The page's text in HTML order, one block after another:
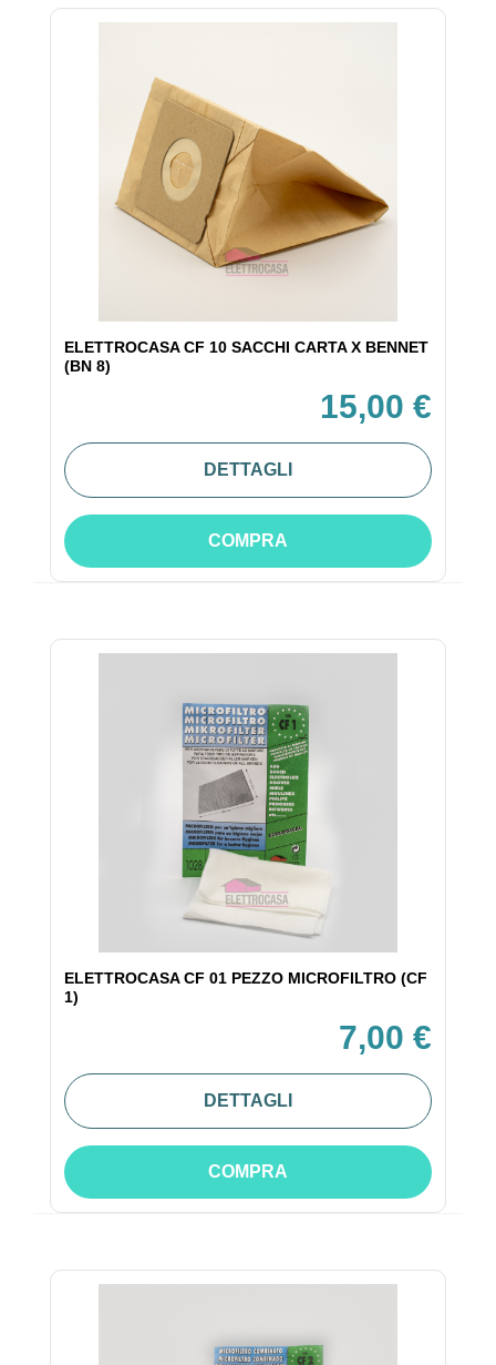
ELETTROCASA CF 10 SACCHI CARTA X BENNET
(BN 8)
15,00 €
DETTAGLI
COMPRA
ELETTROCASA CF 01 PEZZO MICROFILTRO (CF
1)
7,00 €
DETTAGLI
COMPRA